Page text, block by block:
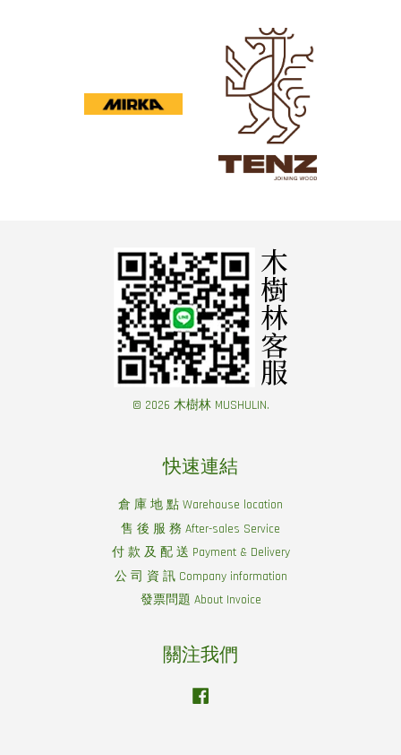
© 2026 木樹林 MUSHULIN.
快速連結
倉 庫 地 點 Warehouse location
售 後 服 務 After-sales Service
付 款 及 配 送 Payment & Delivery
公 司 資 訊 Company information
發票問題 About Invoice
關注我們